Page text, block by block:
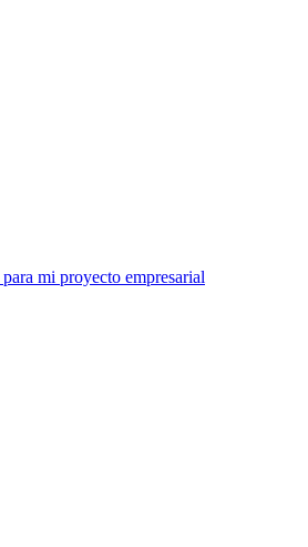
mi proyecto empresarial